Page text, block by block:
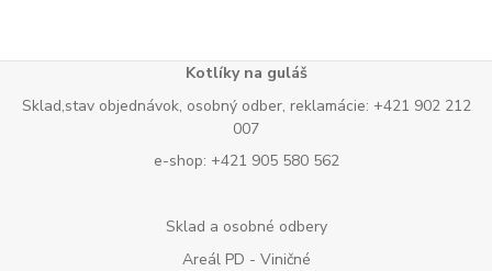
Kotlíky na guláš
Sklad,stav objednávok, osobný odber, reklamácie: +421 902 212
007
e-shop: +421 905 580 562
Sklad a osobné odbery
Areál PD - Viničné